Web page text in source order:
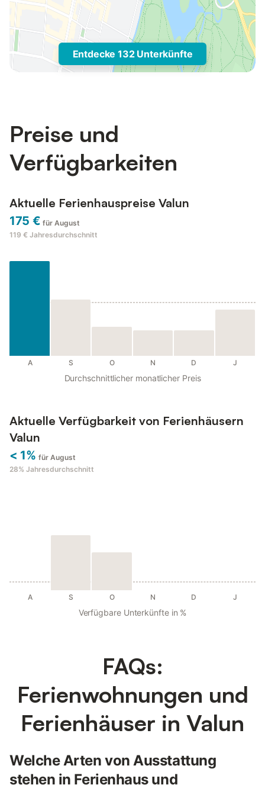
Entdecke 132 Unterkünfte
Preise und
Verfügbarkeiten
Aktuelle Ferienhauspreise Valun
175 € für August
119 € Jahresdurchschnitt
A S O N D J
Durchschnittlicher monatlicher Preis
Aktuelle Verfügbarkeit von Ferienhäusern
Valun
< 1% für August
28% Jahresdurchschnitt
A S O N D J
Verfügbare Unterkünfte in %
FAQs:
Ferienwohnungen und
Ferienhäuser in Valun
Welche Arten von Ausstattung
stehen in Ferienhaus und